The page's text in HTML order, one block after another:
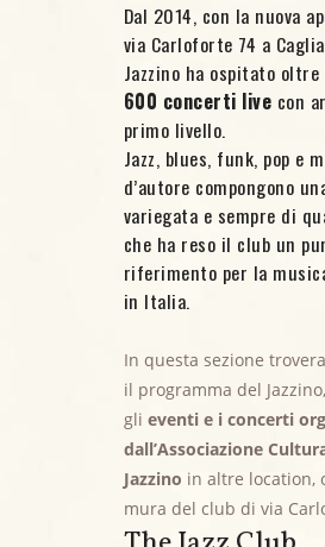
Dal 2014, con la nuova
via Carloforte 74 a
Jazzino ha ospitato oltre
600 concerti live con
primo livello.
Jazz, blues, funk, pop e
d’autore compongono
variegata e sempre di
che ha reso il club un
riferimento per la
in Italia.
In questa sezione
il programma del
gli eventi e i concerti
dall’Associazione
Jazzino in altre location,
mura del club di via